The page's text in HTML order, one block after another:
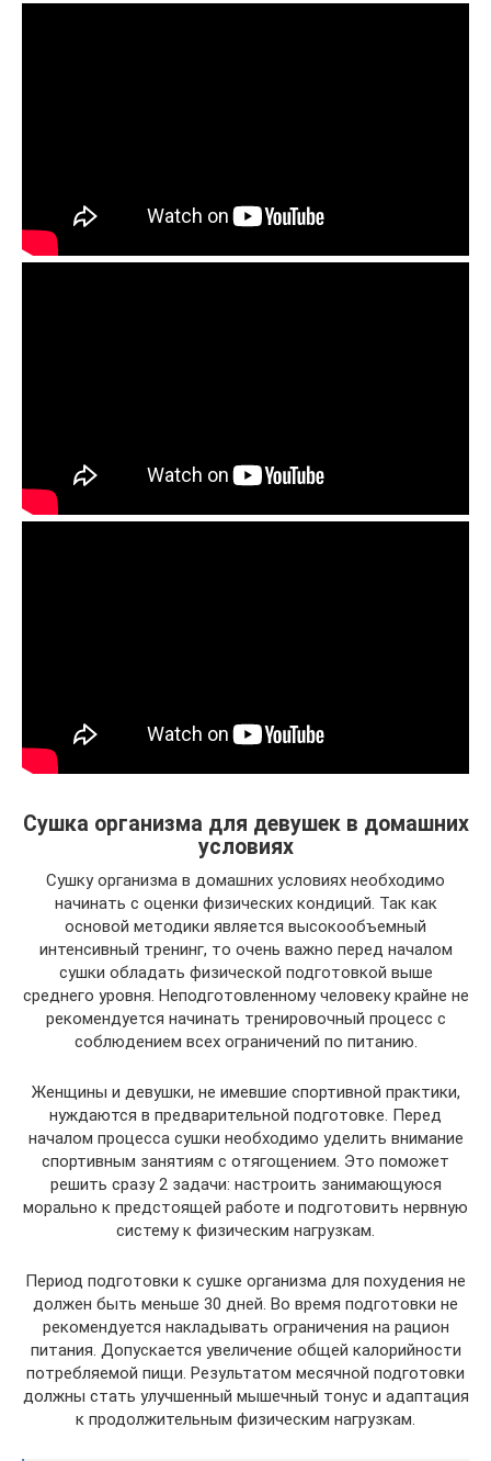
Сушка организма для девушек в домашних
условиях
Сушку организма в домашних условиях необходимо
начинать с оценки физических кондиций. Так как
основой методики является высокообъемный
интенсивный тренинг, то очень важно перед началом
сушки обладать физической подготовкой выше
среднего уровня. Неподготовленному человеку крайне не
рекомендуется начинать тренировочный процесс с
соблюдением всех ограничений по питанию.
Женщины и девушки, не имевшие спортивной практики,
нуждаются в предварительной подготовке. Перед
началом процесса сушки необходимо уделить внимание
спортивным занятиям с отягощением. Это поможет
решить сразу 2 задачи: настроить занимающуюся
морально к предстоящей работе и подготовить нервную
систему к физическим нагрузкам.
Период подготовки к сушке организма для похудения не
должен быть меньше 30 дней. Во время подготовки не
рекомендуется накладывать ограничения на рацион
питания. Допускается увеличение общей калорийности
потребляемой пищи. Результатом месячной подготовки
должны стать улучшенный мышечный тонус и адаптация
к продолжительным физическим нагрузкам.